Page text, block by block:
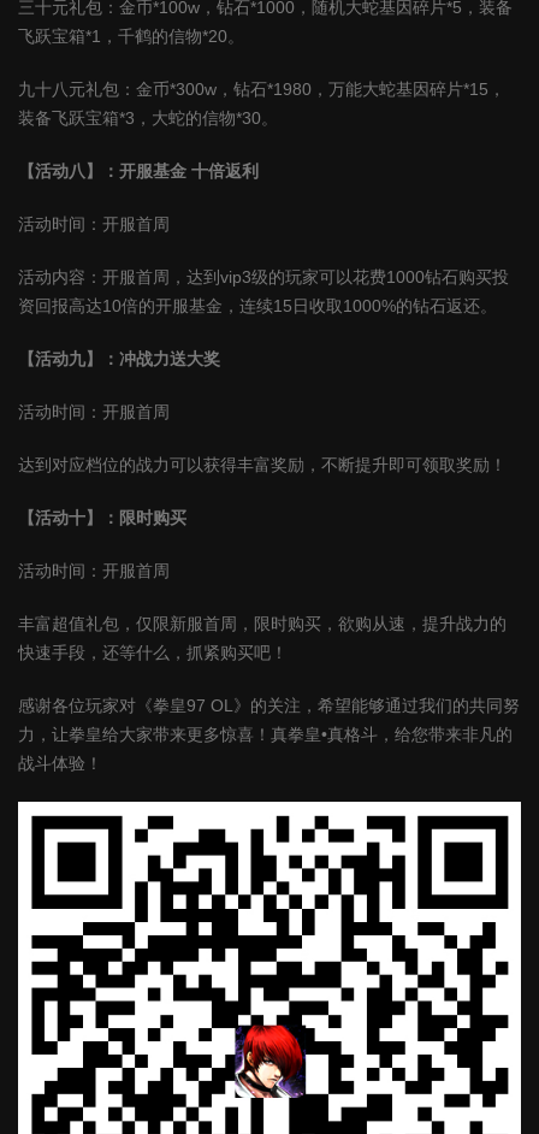
三十元礼包：金币*100w，钻石*1000，随机大蛇基因碎片*5，装备
飞跃宝箱*1，千鹤的信物*20。
九十八元礼包：金币*300w，钻石*1980，万能大蛇基因碎片*15，
装备飞跃宝箱*3，大蛇的信物*30。
【活动八】：开服基金 十倍返利
活动时间：开服首周
活动内容：开服首周，达到vip3级的玩家可以花费1000钻石购买投
资回报高达10倍的开服基金，连续15日收取1000%的钻石返还。
【活动九】：冲战力送大奖
活动时间：开服首周
达到对应档位的战力可以获得丰富奖励，不断提升即可领取奖励！
【活动十】：限时购买
活动时间：开服首周
丰富超值礼包，仅限新服首周，限时购买，欲购从速，提升战力的
快速手段，还等什么，抓紧购买吧！
感谢各位玩家对《拳皇97 OL》的关注，希望能够通过我们的共同努
力，让拳皇给大家带来更多惊喜！真拳皇•真格斗，给您带来非凡的
战斗体验！